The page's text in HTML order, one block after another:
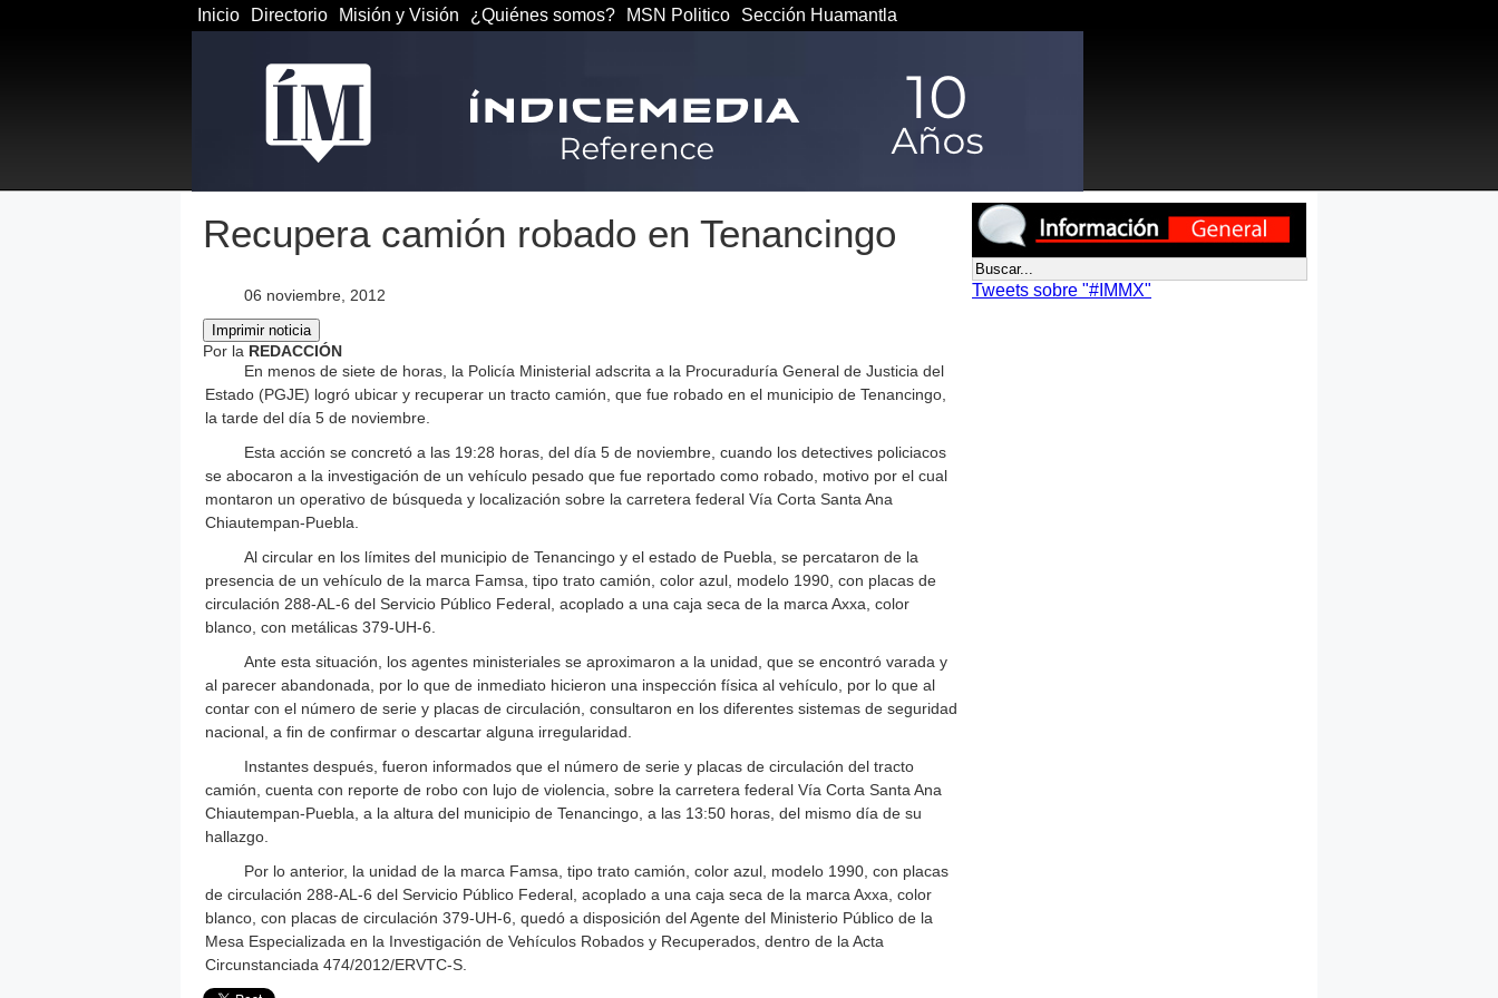
Inicio Directorio Misión y Visión ¿Quiénes somos? MSN Politico Sección Huamantla
Recupera camión robado en Tenancingo
06 noviembre, 2012
Por la REDACCIÓN
En menos de siete de horas, la Policía Ministerial adscrita a la Procuraduría General de Justicia del
Estado (PGJE) logró ubicar y recuperar un tracto camión, que fue robado en el municipio de Tenancingo,
la tarde del día 5 de noviembre.
Esta acción se concretó a las 19:28 horas, del día 5 de noviembre, cuando los detectives policiacos
se abocaron a la investigación de un vehículo pesado que fue reportado como robado, motivo por el cual
montaron un operativo de búsqueda y localización sobre la carretera federal Vía Corta Santa Ana
Chiautempan-Puebla.
Al circular en los límites del municipio de Tenancingo y el estado de Puebla, se percataron de la
presencia de un vehículo de la marca Famsa, tipo trato camión, color azul, modelo 1990, con placas de
circulación 288-AL-6 del Servicio Público Federal, acoplado a una caja seca de la marca Axxa, color
blanco, con metálicas 379-UH-6.
Ante esta situación, los agentes ministeriales se aproximaron a la unidad, que se encontró varada y
al parecer abandonada, por lo que de inmediato hicieron una inspección física al vehículo, por lo que al
contar con el número de serie y placas de circulación, consultaron en los diferentes sistemas de seguridad
nacional, a fin de confirmar o descartar alguna irregularidad.
Instantes después, fueron informados que el número de serie y placas de circulación del tracto
camión, cuenta con reporte de robo con lujo de violencia, sobre la carretera federal Vía Corta Santa Ana
Chiautempan-Puebla, a la altura del municipio de Tenancingo, a las 13:50 horas, del mismo día de su
hallazgo.
Por lo anterior, la unidad de la marca Famsa, tipo trato camión, color azul, modelo 1990, con placas
de circulación 288-AL-6 del Servicio Público Federal, acoplado a una caja seca de la marca Axxa, color
blanco, con placas de circulación 379-UH-6, quedó a disposición del Agente del Ministerio Público de la
Mesa Especializada en la Investigación de Vehículos Robados y Recuperados, dentro de la Acta
Circunstanciada 474/2012/ERVTC-S.
Tweets sobre "#IMMX"